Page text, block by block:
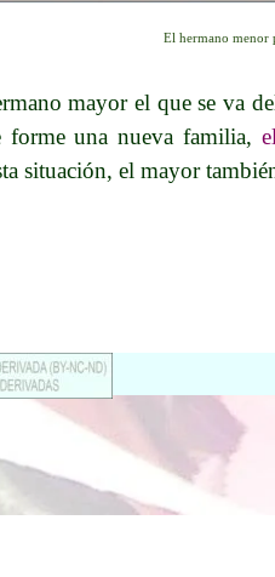
El hermano menor
mayor el que se va
forme una nueva familia,
situación, el mayor